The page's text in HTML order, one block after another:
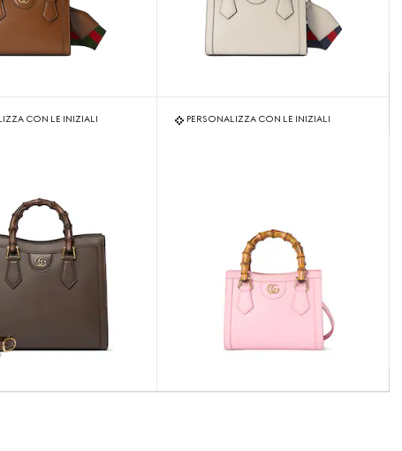
CON LE INIZIALI PERSONALIZZA CON LE INIZIALI